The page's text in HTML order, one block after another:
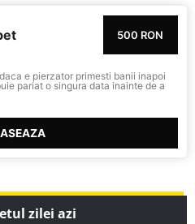
500 RON
e pierzator primesti banii inapoi
pariat o singura data inainte de a
zilei azi